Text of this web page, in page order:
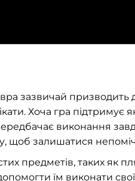
зазвичай призводить
Хоча гра підтримує
виконання
щоб залишатися
предметів, таких як
їм виконати свої